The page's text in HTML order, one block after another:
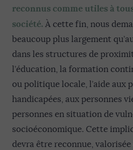
reconnus comme utiles à
société. À cette fin, nous
beaucoup plus largement
dans les structures de
l’éducation, la formation
ou politique locale, l’aide aux
handicapées, aux personnes
personnes en situation de
socioéconomique. Cette
devra être reconnue, valorisée